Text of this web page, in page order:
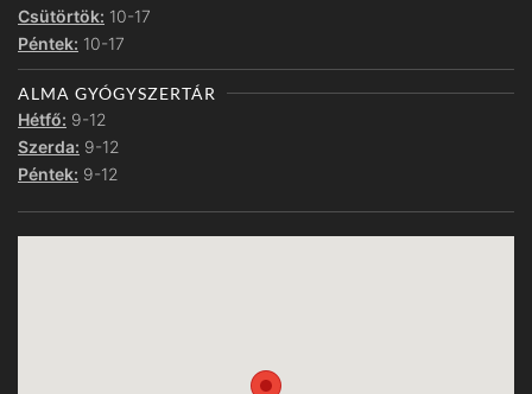
Csütörtök: 10-17
Péntek: 10-17
ALMA GYÓGYSZERTÁR
Hétfő: 9-12
Szerda: 9-12
Péntek: 9-12